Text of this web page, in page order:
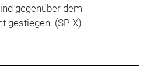
gegenüber dem
gestiegen. (SP-X)